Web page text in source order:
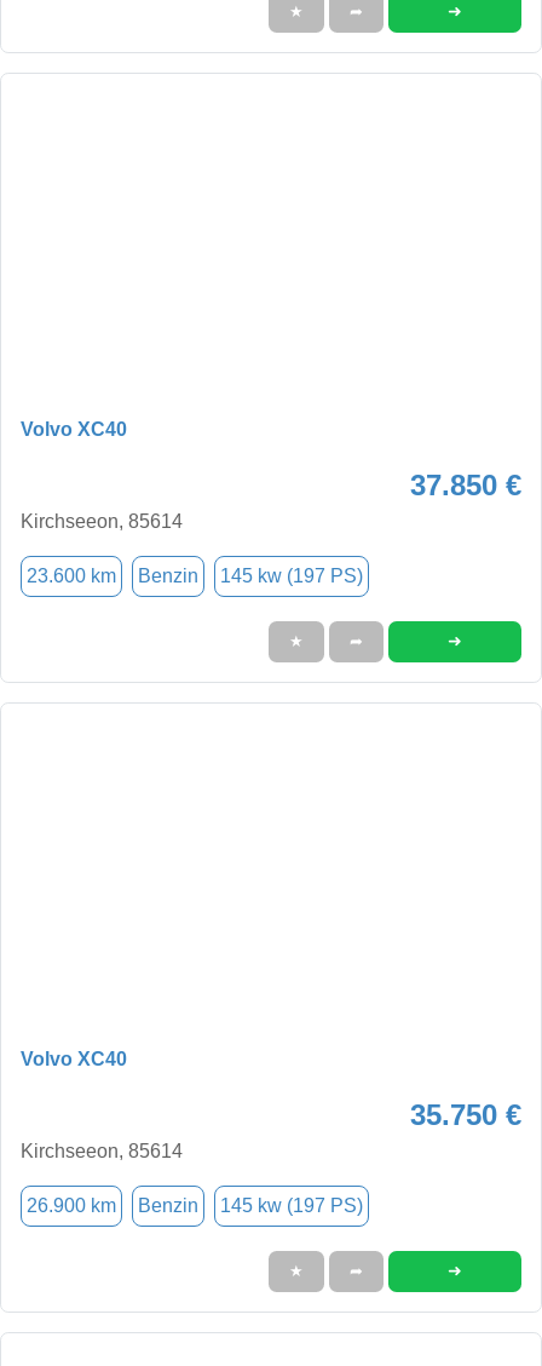
★ ➦ ➜
Volvo XC40
37.850 €
Kirchseeon, 85614
23.600 km Benzin 145 kw (197 PS)
★ ➦ ➜
Volvo XC40
35.750 €
Kirchseeon, 85614
26.900 km Benzin 145 kw (197 PS)
★ ➦ ➜